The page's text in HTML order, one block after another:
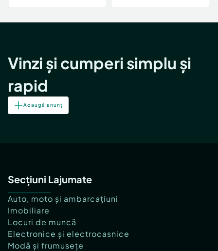
Vinzi și cumperi simplu și
rapid
Adaugă anunț
Secțiuni Lajumate
Auto, moto și ambarcațiuni
Imobiliare
Locuri de muncă
Electronice și electrocasnice
Modă și frumusețe